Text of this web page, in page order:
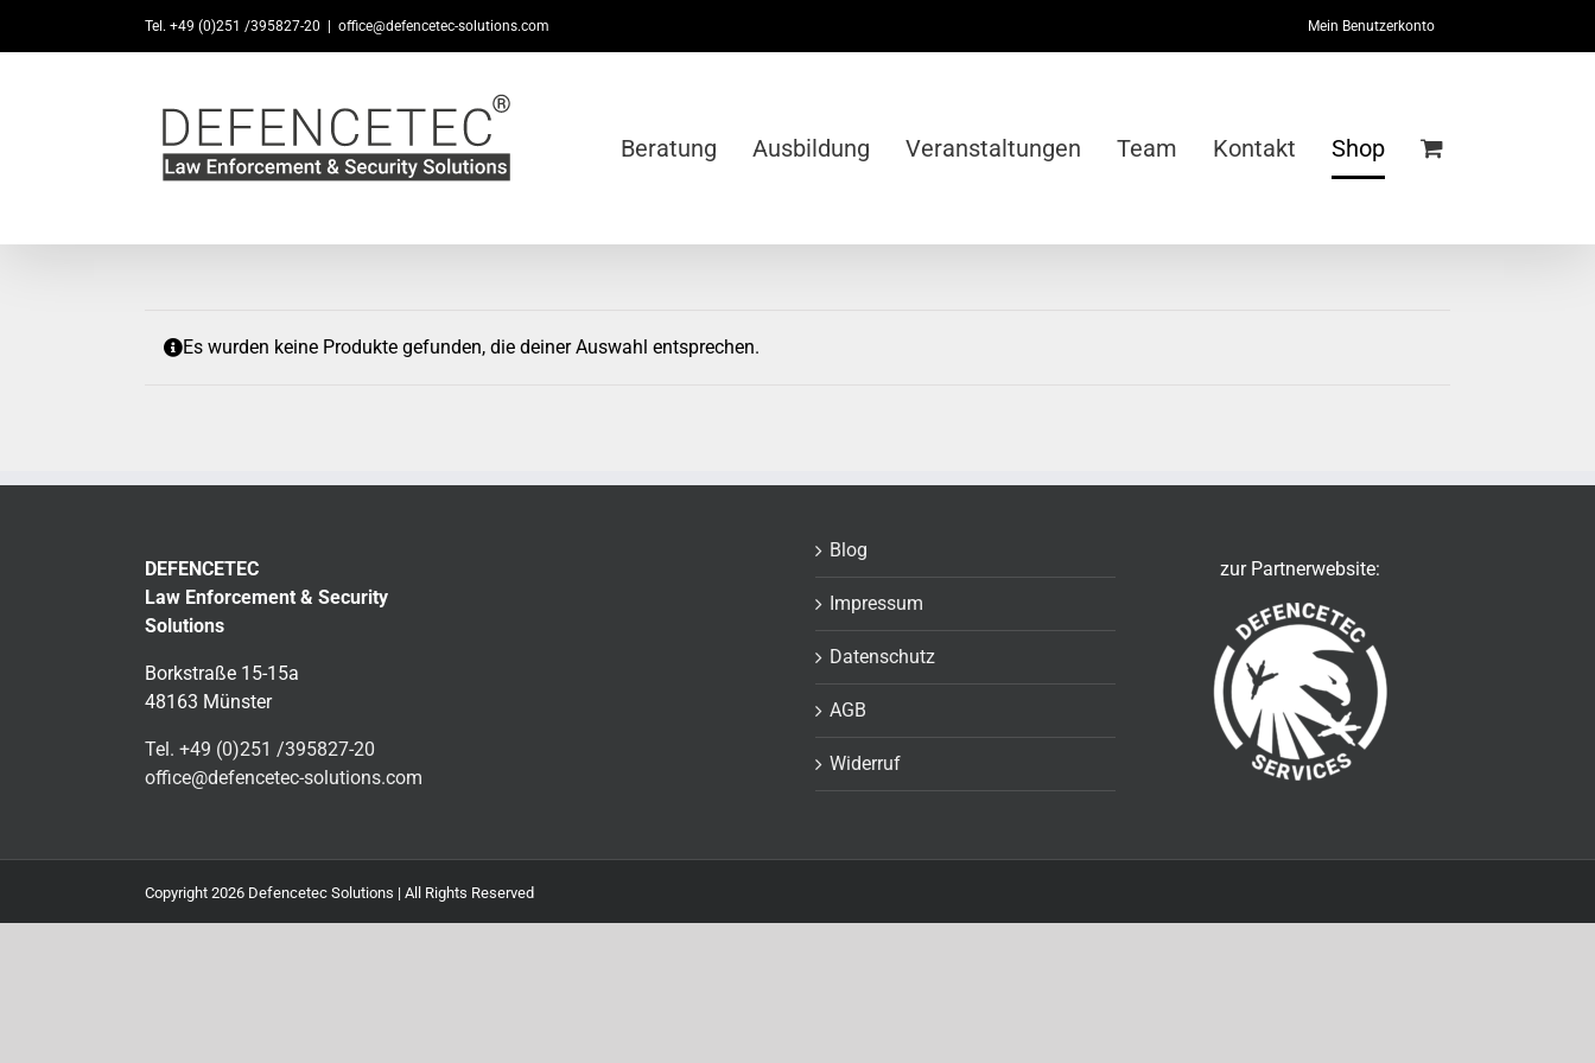
Tel. +49 (0)251 /395827-20 office@defencetec-solutions.com Mein Benutzerkonto
Beratung Ausbildung Veranstaltungen Team Kontakt Shop
Es wurden keine Produkte gefunden, die deiner Auswahl entsprechen.
DEFENCETEC
Law Enforcement & Security
Solutions
Borkstraße 15-15a
48163 Münster
Tel. +49 (0)251 /395827-20
office@defencetec-solutions.com
Blog
Impressum
Datenschutz
AGB
Widerruf
zur Partnerwebsite:
Copyright 2026 Defencetec Solutions | All Rights Reserved